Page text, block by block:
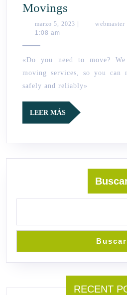
Movings
marzo 5, 2023 marzo
| webmaster
1:08 am
«Do you need to move? We offer comprehensive
moving services, so you can
safely and reliably»
LEER MÁSLEER
MÁS
Buscar
RECENT